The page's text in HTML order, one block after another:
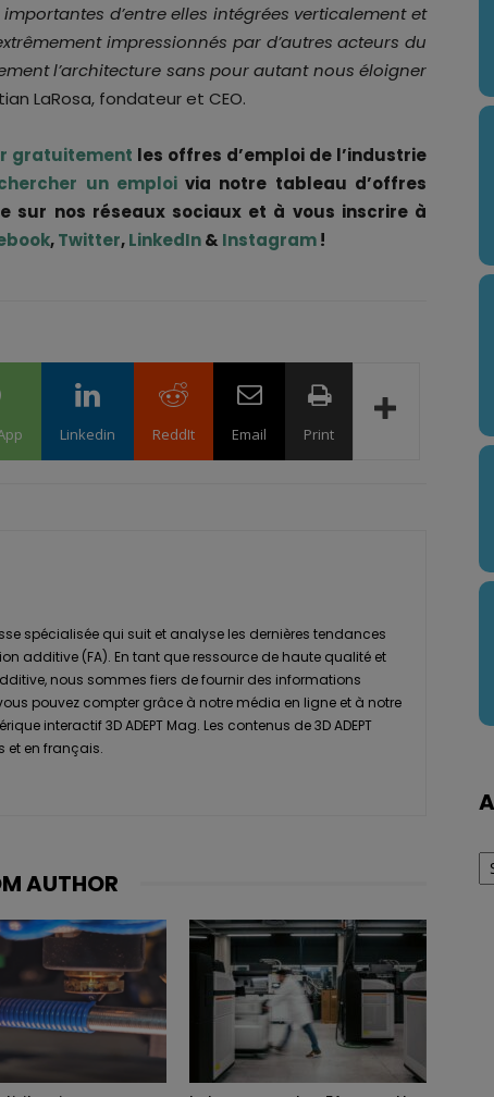
d’entre elles intégrées verticalement et
impressionnés par d’autres acteurs du
l’architecture sans pour autant nous éloigner
LaRosa, fondateur et CEO.
gratuitement les offres d’emploi de l’industrie
un emploivia notre tableau d’offres
sur nos réseaux sociaux et à vous inscrire à
,Twitter,LinkedIn& Instagram!
Linkedin ReddIt Email Print
spécialisée qui suit et analyse les dernières tendances
additive (FA). En tant que ressource de haute qualité et
nous sommes fiers de fournir des informations
pouvez compter grâce à notre média en ligne et à notre
interactif 3D ADEPT Mag. Les contenus de 3D ADEPT
et en français.
AUTHOR